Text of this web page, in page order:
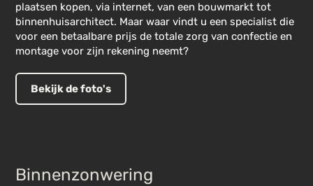
plaatsen kopen, via internet, van een bouwmarkt tot
binnenhuisarchitect. Maar waar vindt u een specialist die
voor een betaalbare prijs de totale zorg van confectie en
montage voor zijn rekening neemt?
Bekijk de foto's
Binnenzonwering